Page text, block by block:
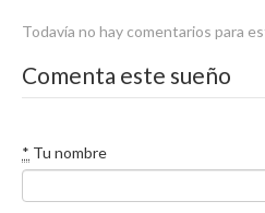
Todavía no hay comentarios para
Comenta este sueño
* Tu nombre